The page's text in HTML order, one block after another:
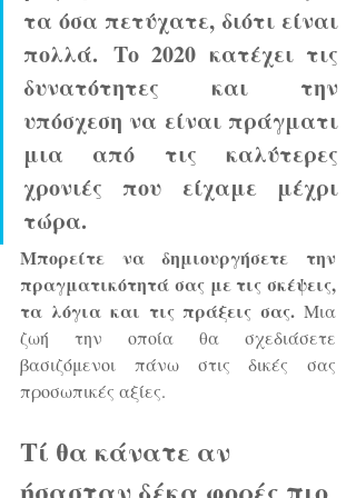
τα όσα πετύχατε, διότι είναι
πολλά. Το 2020 κατέχει τις
δυνατότητες και την
υπόσχεση να είναι πράγματι
μια από τις καλύτερες
χρονιές που είχαμε μέχρι
τώρα.
Μπορείτε να δημιουργήσετε την
πραγματικότητά σας με τις σκέψεις,
τα λόγια και τις πράξεις σας. Μια
ζωή την οποία θα σχεδιάσετε
βασιζόμενοι πάνω στις δικές σας
προσωπικές αξίες.
Τί θα κάνατε αν